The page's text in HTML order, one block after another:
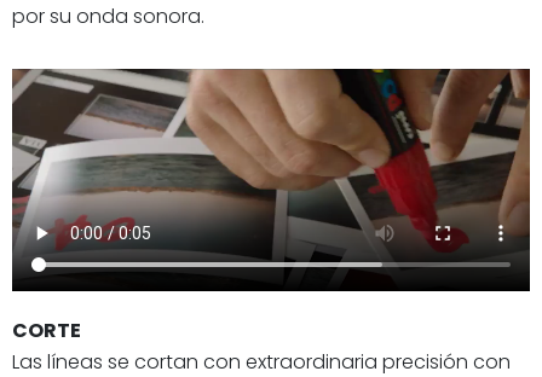
por su onda sonora.
CORTE
Las líneas se cortan con extraordinaria precisión con